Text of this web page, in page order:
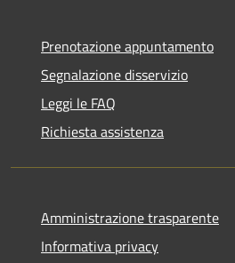
Prenotazione appuntamento
Segnalazione disservizio
Leggi le FAQ
Richiesta assistenza
Amministrazione trasparente
Informativa privacy